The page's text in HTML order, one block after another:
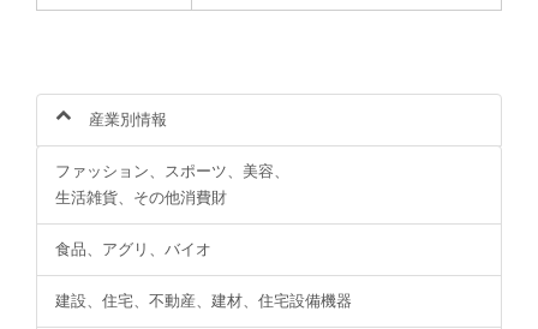
産業別情報
ファッション、スポーツ、美容、
生活雑貨、その他消費財
食品、アグリ、バイオ
建設、住宅、不動産、建材、住宅設備機器